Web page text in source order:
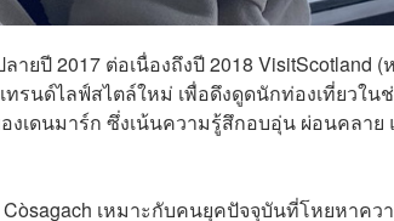
ยปี 2017 ต่อเนื่องถึงปี 2018 VisitScotland (
รนด์ไลฟ์สไตล์ใหม่ เพื่อดึงดูดนักท่องเที่ยวใน
เดนมาร์ก ซึ่งเน้นความรู้สึกอบอุ่น ผ่อนคลาย
เหมาะกับคนยุคปัจจุบันที่โหยหาคว